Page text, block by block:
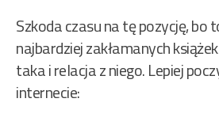
Szkoda czasu na tę pozycję, bo
najbardziej zakłamanych
taka i relacja z niego. Lepiej
internecie: